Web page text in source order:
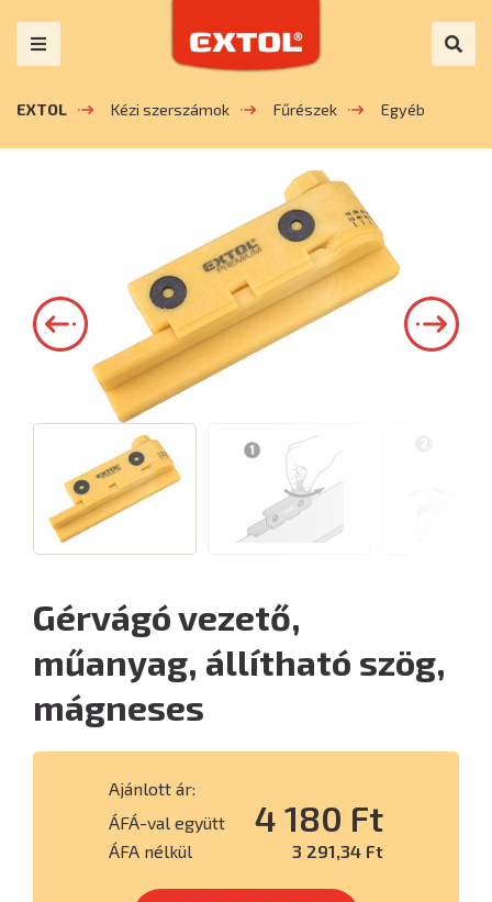
EXTOL Kézi szerszámok Fűrészek Egyéb
Gérvágó vezető,
műanyag, állítható szög,
mágneses
Ajánlott ár:
ÁFÁ-val együtt
4 180 Ft
ÁFA nélkül 3 291,34 Ft